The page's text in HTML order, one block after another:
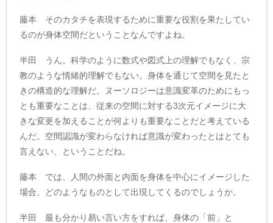
藤本 そのカタチを表現するために重要な役割を果たしてい
るのが身体空間だということなんですよね。
半田 うん。科学のように数式や図式上の理解でもなく、宗
教のような情緒的理解でもない。身体を通じて空間を見たと
きの構造的な理解だ。ヌーソロジーは意識変革のためにもっ
とも重要なことは、従来の空間に対する3次元イメージに大
きな変更を加えることが何よりも重要なことだと考えている
んだ。空間認識が変わらなければ意識が変わったとはとても
言えない、ということだね。
藤本 では、人間の外面と内面を身体を中心にイメージした
場合、どのようなものとして出現してくるのでしょうか。
半田 最も分かり易い言い方をすれば、身体の「前」と